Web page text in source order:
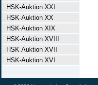
HSK-Auktion XXI
HSK-Auktion XX
HSK-Auktion XIX
HSK-Auktion XVIII
HSK-Auktion XVII
HSK-Auktion XVI